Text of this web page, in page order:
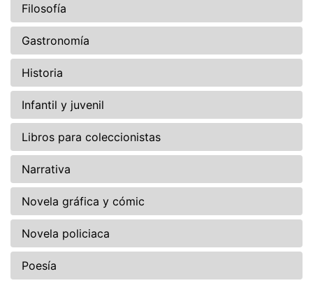
Filosofía
Gastronomía
Historia
Infantil y juvenil
Libros para coleccionistas
Narrativa
Novela gráfica y cómic
Novela policiaca
Poesía